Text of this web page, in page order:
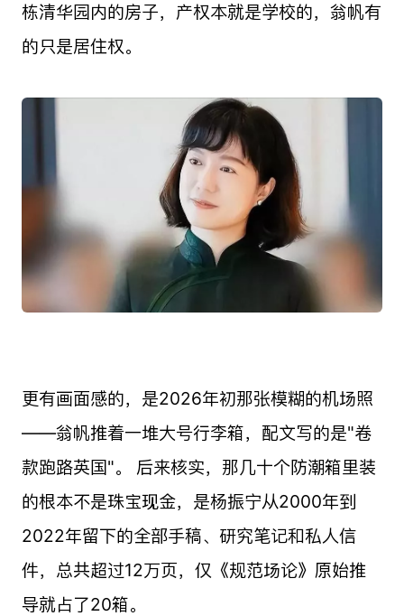
栋清华园内的房子，产权本就是学校的，翁帆有
的只是居住权。
更有画面感的，是2026年初那张模糊的机场照
——翁帆推着一堆大号行李箱，配文写的是"卷
款跑路英国"。 后来核实，那几十个防潮箱里装
的根本不是珠宝现金，是杨振宁从2000年到
2022年留下的全部手稿、研究笔记和私人信
件，总共超过12万页，仅《规范场论》原始推
导就占了20箱。